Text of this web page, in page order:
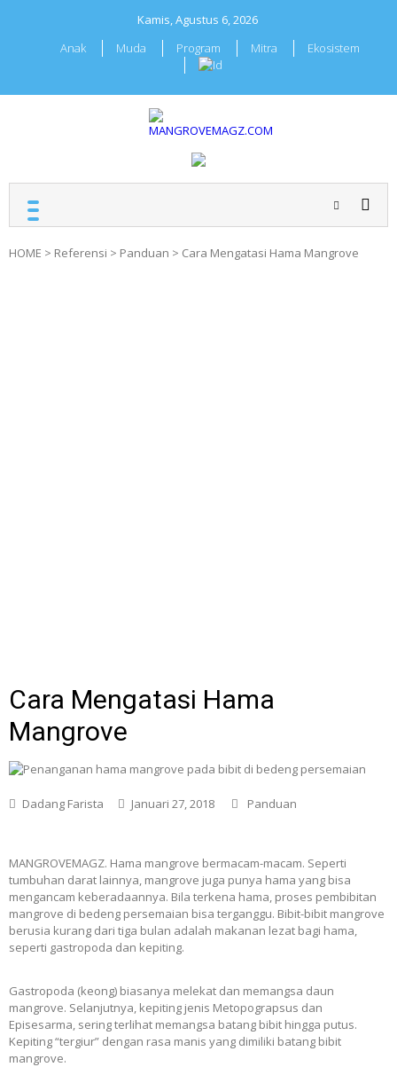
Kamis, Agustus 6, 2026
Anak
Muda Program Mitra Ekosistem
MANGROVEMAGZ.COM
Majalah Mangrover
HOME > Referensi > Panduan > Cara Mengatasi Hama Mangrove
Cara Mengatasi Hama
Mangrove
Dadang Farista Januari 27, 2018 Panduan
MANGROVEMAGZ. Hama mangrove bermacam-macam. Seperti
tumbuhan darat lainnya, mangrove juga punya hama yang bisa
mengancam keberadaannya. Bila terkena hama, proses pembibitan
mangrove di bedeng persemaian bisa terganggu. Bibit-bibit mangrove
berusia kurang dari tiga bulan adalah makanan lezat bagi hama,
seperti gastropoda dan kepiting.
Gastropoda (keong) biasanya melekat dan memangsa daun
mangrove. Selanjutnya, kepiting jenis Metopograpsus dan
Episesarma, sering terlihat memangsa batang bibit hingga putus.
Kepiting “tergiur” dengan rasa manis yang dimiliki batang bibit
mangrove.